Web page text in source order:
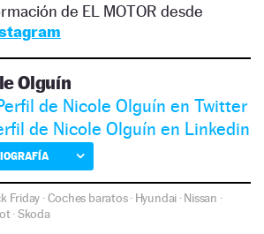
de EL MOTOR desde
Olguín
de Nicole Olguín en Twitter
de Nicole Olguín en Linkedin
Friday ·Coches baratos· Hyundai ·Nissan ·
·Skoda